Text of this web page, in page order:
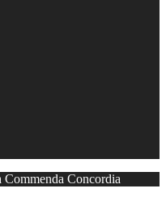
Concordia